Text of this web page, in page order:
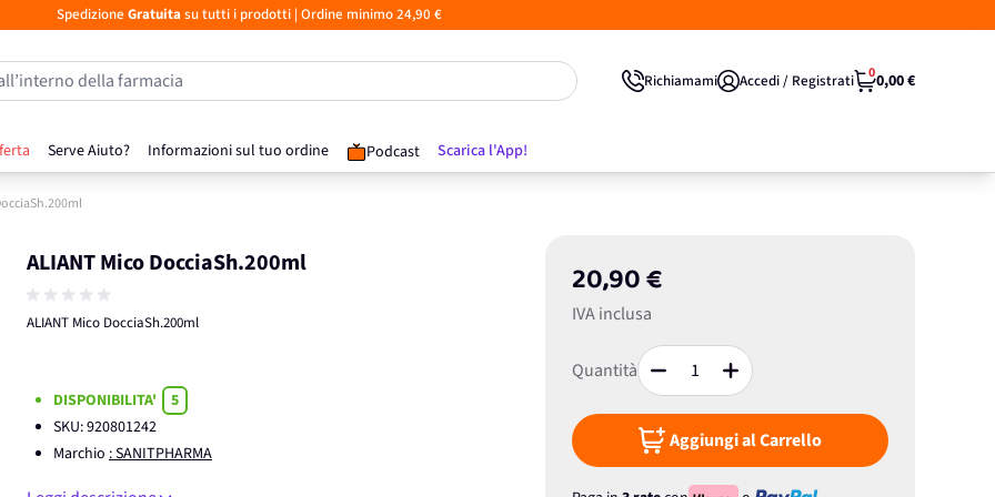
Spedizione Gratuita su tutti i prodotti| Ordine minimo 24,90 €
Serve Aiuto? Informazioni sul tuo ordine Podcast Scarica l'App!
della farmacia Richiamami Accedi / Registrati 00,00 €
ALIANT Mico DocciaSh.200ml
ALIANT Mico DocciaSh.200ml
20,90 €
IVA inclusa
Quantità
Aggiungi al Carrello
DISPONIBILITA'
5
SKU:920801242
Marchio : SANITPHARMA